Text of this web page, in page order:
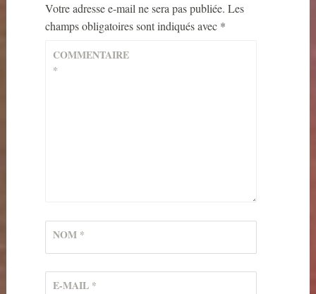
Votre adresse e-mail ne sera pas publiée. Les
champs obligatoires sont indiqués avec *
COMMENTAIRE
*
NOM *
E-MAIL *